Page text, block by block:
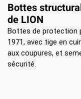
Bottes
de LION
Bottes de protection
1971, avec tige en
aux coupures, et
sécurité.